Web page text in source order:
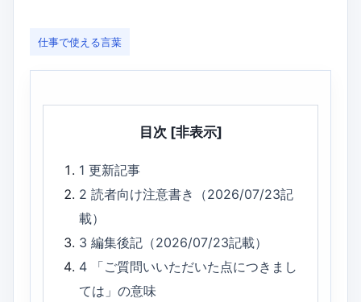
仕事で使える言葉
目次 [非表示]
1更新記事
2読者向け注意書き（2026/07/23記
載）
3編集後記（2026/07/23記載）
4
「ご質問いいただいた点につきまし
ては」の意味